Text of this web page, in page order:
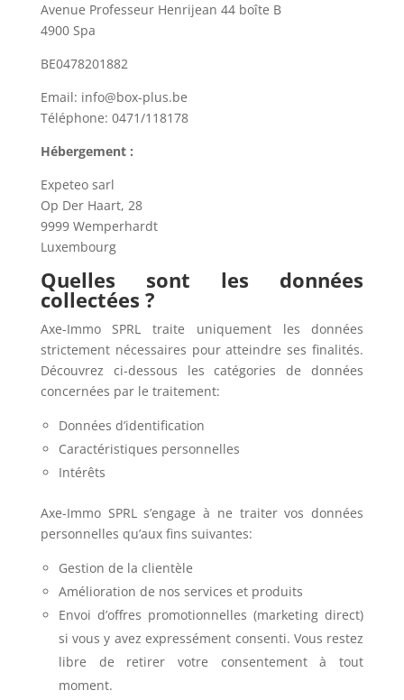
Avenue Professeur Henrijean 44 boîte B
4900 Spa
BE0478201882
Email: info@box-plus.be
Téléphone: 0471/118178
Hébergement :
Expeteo sarl
Op Der Haart, 28
9999 Wemperhardt
Luxembourg
Quelles sont les données
collectées ?
Axe-Immo SPRL traite uniquement les données
strictement nécessaires pour atteindre ses finalités.
Découvrez ci-dessous les catégories de données
concernées par le traitement:
Données d’identification
Caractéristiques personnelles
Intérêts
Axe-Immo SPRL s’engage à ne traiter vos données
personnelles qu’aux fins suivantes:
Gestion de la clientèle
Amélioration de nos services et produits
Envoi d’offres promotionnelles (marketing direct)
si vous y avez expressément consenti. Vous restez
libre de retirer votre consentement à tout
moment.